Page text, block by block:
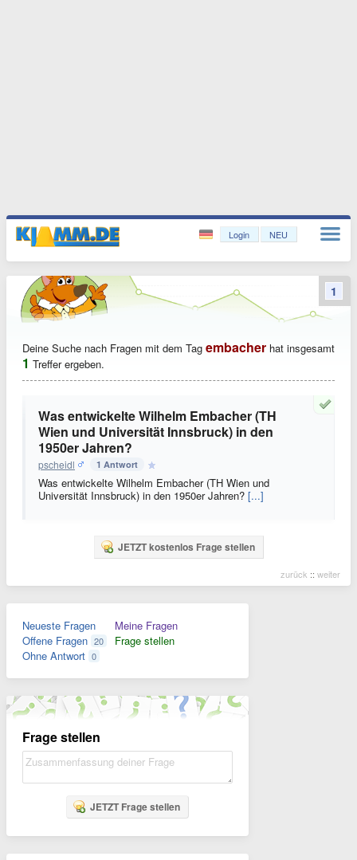
Login NEU
Deine Suche nach Fragen mit dem Tag embacher hat insgesamt
1 Treffer ergeben.
Was entwickelte Wilhelm Embacher (TH
Wien und Universität Innsbruck) in den
1950er Jahren?
pscheidl 1 Antwort
Was entwickelte Wilhelm Embacher (TH Wien und
Universität Innsbruck) in den 1950er Jahren? [...]
JETZT kostenlos Frage stellen
zurück :: weiter
1
Neueste Fragen
Offene Fragen 20
Ohne Antwort 0
Meine Fragen
Frage stellen
Frage stellen
JETZT Frage stellen